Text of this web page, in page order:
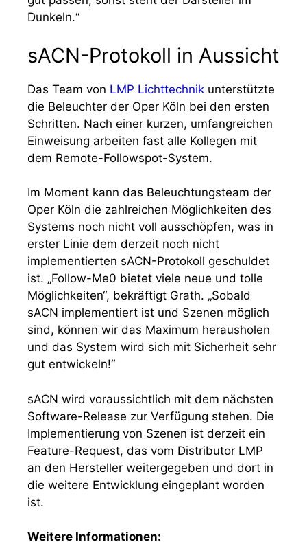
Dunkeln.“
sACN-Protokoll in Aussicht
Das Team von LMP Lichttechnik unterstützte
die Beleuchter der Oper Köln bei den ersten
Schritten. Nach einer kurzen, umfangreichen
Einweisung arbeiten fast alle Kollegen mit
dem Remote-Followspot-System.
Im Moment kann das Beleuchtungsteam der
Oper Köln die zahlreichen Möglichkeiten des
Systems noch nicht voll ausschöpfen, was in
erster Linie dem derzeit noch nicht
implementierten sACN-Protokoll geschuldet
ist. „Follow-Me0 bietet viele neue und tolle
Möglichkeiten“, bekräftigt Grath. „Sobald
sACN implementiert ist und Szenen möglich
sind, können wir das Maximum herausholen
und das System wird sich mit Sicherheit sehr
gut entwickeln!“
sACN wird voraussichtlich mit dem nächsten
Software-Release zur Verfügung stehen. Die
Implementierung von Szenen ist derzeit ein
Feature-Request, das vom Distributor LMP
an den Hersteller weitergegeben und dort in
die weitere Entwicklung eingeplant worden
ist.
Weitere Informationen: